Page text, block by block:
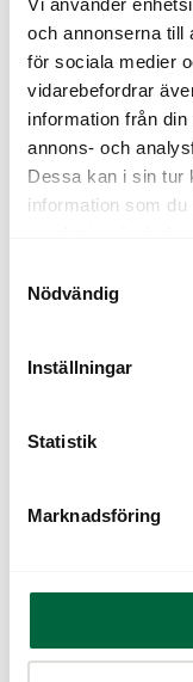
och annonserna till
för sociala medier
vidarebefordrar
information från
annons- och
Dessa kan i sin tur
information som
Nödvändig
Inställningar
Statistik
Marknadsföring
som moderna
solglasögon.
Vår personal har
råder och väljer
detta. Idag
glasögon som
Tonade glas.
väldigt
automatiskt om
med grått och
glasögon ger
Vågat? Kanske,